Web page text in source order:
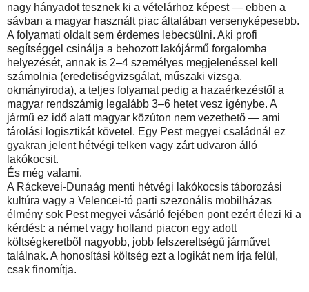
nagy hányadot tesznek ki a vételárhoz képest — ebben a
sávban a magyar használt piac általában versenyképesebb.
A folyamati oldalt sem érdemes lebecsülni. Aki profi
segítséggel csinálja a behozott lakójármű forgalomba
helyezését, annak is 2–4 személyes megjelenéssel kell
számolnia (eredetiségvizsgálat, műszaki vizsga,
okmányiroda), a teljes folyamat pedig a hazaérkezéstől a
magyar rendszámig legalább 3–6 hetet vesz igénybe. A
jármű ez idő alatt magyar közúton nem vezethető — ami
tárolási logisztikát követel. Egy Pest megyei családnál ez
gyakran jelent hétvégi telken vagy zárt udvaron álló
lakókocsit.
És még valami.
A Ráckevei-Dunaág menti hétvégi lakókocsis táborozási
kultúra vagy a Velencei-tó parti szezonális mobilházas
élmény sok Pest megyei vásárló fejében pont ezért élezi ki a
kérdést: a német vagy holland piacon egy adott
költségkeretből nagyobb, jobb felszereltségű járművet
találnak. A honosítási költség ezt a logikát nem írja felül,
csak finomítja.